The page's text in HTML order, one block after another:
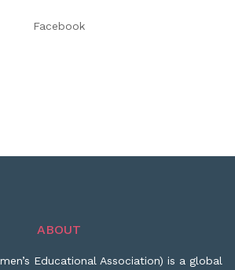
Facebook
ABOUT
Educational Association) is a global